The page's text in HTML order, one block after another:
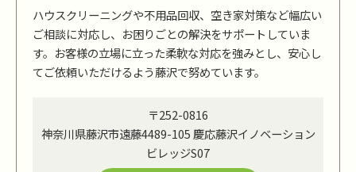
ハウスクリーニングや不用品回収、空き家対策など幅広い
ご相談に対応し、お困りごとの解決をサポートしていま
す。お客様の立場に立った柔軟な対応を強みとし、安心し
てご依頼いただけるよう藤沢で努めています。
〒252-0816
神奈川県藤沢市遠藤4489-105 慶応藤沢イノベーション
ビレッジS07